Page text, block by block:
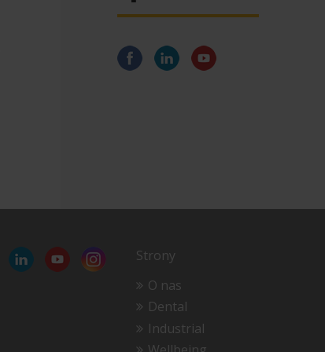
Strony
O nas
Dental
Industrial